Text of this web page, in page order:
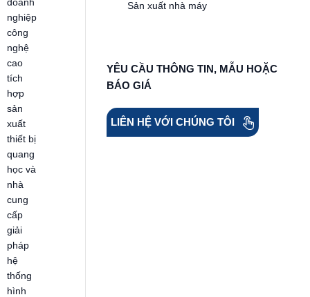
nghiệp
công
nghệ
cao
tích
hợp
sản
xuất
thiết bị
quang
học và
nhà
cung
cấp
giải
pháp
hệ
thống
hình
Sản xuất nhà máy
YÊU CẦU THÔNG TIN, MẪU HOẶC
BÁO GIÁ
LIÊN HỆ VỚI CHÚNG TÔI